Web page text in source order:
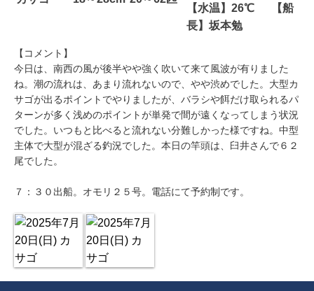
【水温】26℃ 【船
長】坂本勉
【コメント】
今日は、南西の風が後半やや強く吹いて来て風波が有りました
ね。潮の流れは、あまり流れないので、やや渋めでした。大型カ
サゴが出るポイントでやりましたが、バラシや餌だけ取られるパ
ターンが多く浅めのポイントが単発で間が遠くなってしまう状況
でした。いつもと比べると流れない分難しかった様ですね。中型
主体で大型が混ざる釣況でした。本日の竿頭は、臼井さんで６２
尾でした。
７：３０出船。オモリ２５号。電話にて予約制です。